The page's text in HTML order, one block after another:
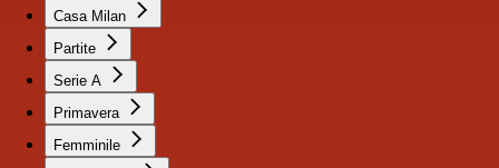
Casa Milan
Partite
Serie A
Primavera
Femminile